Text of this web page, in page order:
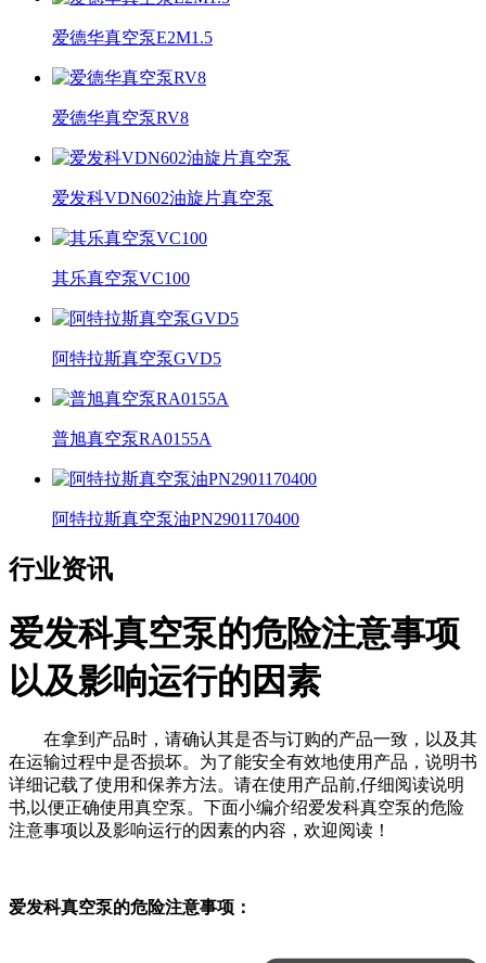
爱德华真空泵E2M1.5
爱德华真空泵RV8
爱发科VDN602油旋片真空泵
其乐真空泵VC100​
阿特拉斯真空泵GVD5
普旭真空泵RA0155A
阿特拉斯真空泵油PN2901170400
行业资讯
爱发科真空泵的危险注意事项
以及影响运行的因素
在拿到产品时，请确认其是否与订购的产品一致，以及其
在运输过程中是否损坏。为了能安全有效地使用产品，说明书
详细记载了使用和保养方法。请在使用产品前,仔细阅读说明
书,以便正确使用真空泵。下面小编介绍爱发科真空泵的危险
注意事项以及影响运行的因素的内容，欢迎阅读！
爱发科真空泵的危险注意事项：